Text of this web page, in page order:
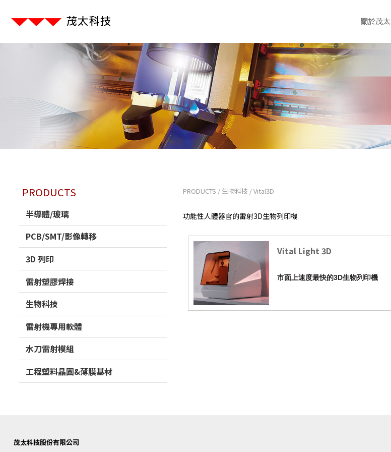
關於茂太
PRODUCTS
半導體/玻璃
PCB/SMT/影像轉移
3D 列印
雷射塑膠焊接
生物科技
雷射機專用軟體
水刀雷射模組
工程塑料晶圓&薄膜基材
PRODUCTS / 生物科技 /Vital3D
功能性人體器官的雷射3D生物列印機
Vital Light 3D
市面上速度最快的3D生物列印機
茂太科技股份有限公司